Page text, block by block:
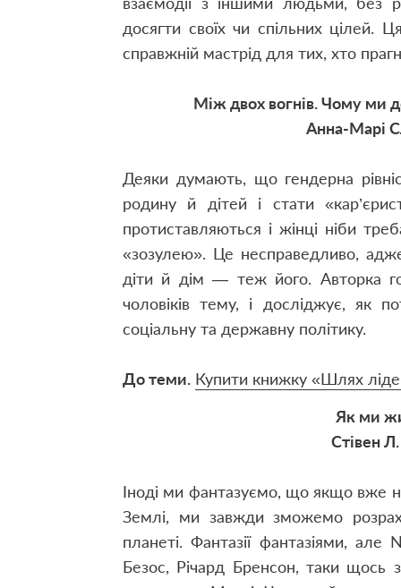
досягти своїх чи спільних цілей.
справжній мастрід для тих, хто
Між двох вогнів. Чому ми
Анна-Марі
Деяки думають, що гендерна
родину й дітей і стати
протиставляються і жінці ніби
«зозулею». Це несправедливо,
діти й дім — теж його. Авторка
чоловіків тему, і досліджує, як
соціальну та державну політику.
До теми. Купити книжку «Шлях
Як ми
Стівен
Іноді ми фантазуємо, що якщо вже
Землі, ми завжди зможемо
планеті. Фантазії фантазіями,
Безос, Річард Бренсон, таки щось